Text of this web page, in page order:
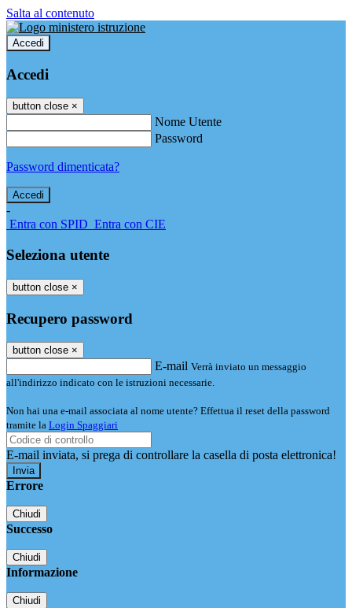
Salta al contenuto
Accedi
Accedi
button close ×
Nome Utente
Password
Password dimenticata?
-
Entra con SPID Entra con CIE
Seleziona utente
button close ×
Recupero password
button close ×
E-mail Verrà inviato un messaggio
all'indirizzo indicato con le istruzioni necessarie.
Non hai una e-mail associata al nome utente? Effettua il reset della password
tramite la Login Spaggiari
E-mail inviata, si prega di controllare la casella di posta elettronica!
Errore
Chiudi
Successo
Chiudi
Informazione
Chiudi